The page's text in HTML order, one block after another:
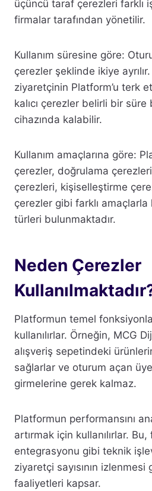
üçüncü taraf çerezleri farklı
firmalar tarafından yönetilir.
Kullanım süresine göre:
çerezler şeklinde ikiye
ziyaretçinin Platform’u terk
kalıcı çerezler belirli bir
cihazında kalabilir.
Kullanım amaçlarına göre:
çerezler, doğrulama
çerezleri, kişiselleştirme
çerezler gibi farklı amaçlarla
türleri bulunmaktadır.
Neden Çerezler
Platformun temel
kullanılırlar. Örneğin, MCG
alışveriş sepetindeki
sağlarlar ve oturum açan
girmelerine gerek kalmaz.
Platformun performansını
artırmak için kullanılırlar. Bu,
entegrasyonu gibi teknik
ziyaretçi sayısının
faaliyetleri kapsar.